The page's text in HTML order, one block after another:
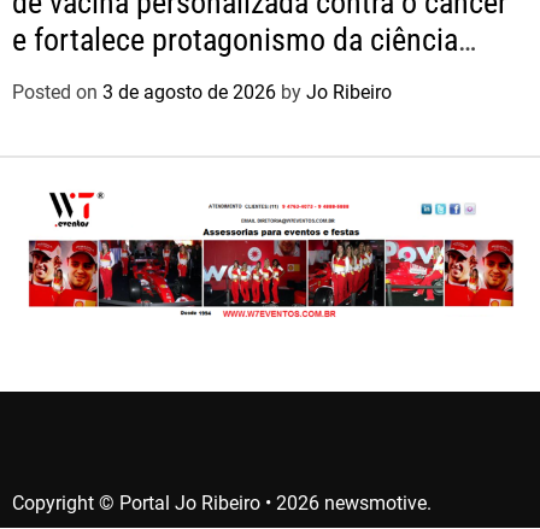
e fortalece protagonismo da ciência
nacional
Posted on 3 de agosto de 2026 by Jo Ribeiro
Copyright © Portal Jo Ribeiro • 2026 newsmotive.